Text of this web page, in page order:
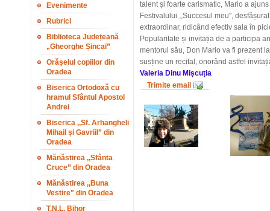
Evenimente
Rubrici
Biblioteca Județeană
„Gheorghe Șincai”
Orășelul copiilor din
Oradea
Biserica Ortodoxă cu
hramul Sfântul Apostol
Andrei
Biserica ,,Sf. Arhangheli
Mihail și Gavriil” din
Oradea
Mănăstirea ,,Sfânta
Cruce” din Oradea
Mănăstirea ,,Buna
Vestire" din Oradea
T.N.L. Bihor
talent și foarte carismatic, Mario a
Festivalului ,,Succesul meu",
extraordinar, ridicând efectiv sala în
Popularitate și invitația de a participa
mentorul său, Don Mario va fi prezent
susține un recital, onorând astfel
Valeria Dinu Mișcuția
Trimite email